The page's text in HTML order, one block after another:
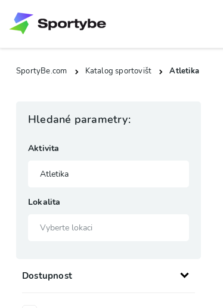
SportyBe.com Katalog sportovišt Atletika
Hledané parametry:
Aktivita
Lokalita
Dostupnost